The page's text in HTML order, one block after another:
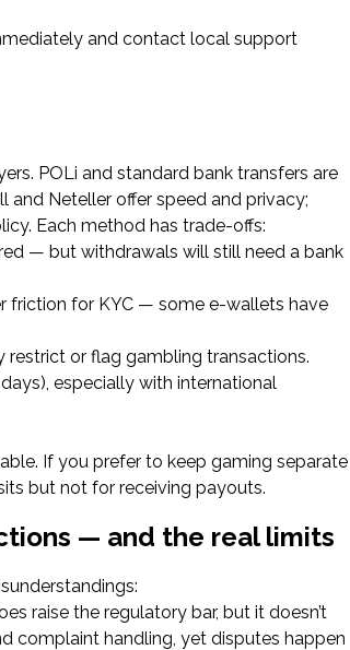
and contact local support
POLi and standard bank transfers are
and Neteller offer speed and privacy;
Each method has trade-offs:
— but withdrawals will still need a bank
friction for KYC — some e-wallets have
or flag gambling transactions.
especially with international
If you prefer to keep gaming separate
but not for receiving payouts.
— and the real limits
raise the regulatory bar, but it doesn’t
complaint handling, yet disputes happen